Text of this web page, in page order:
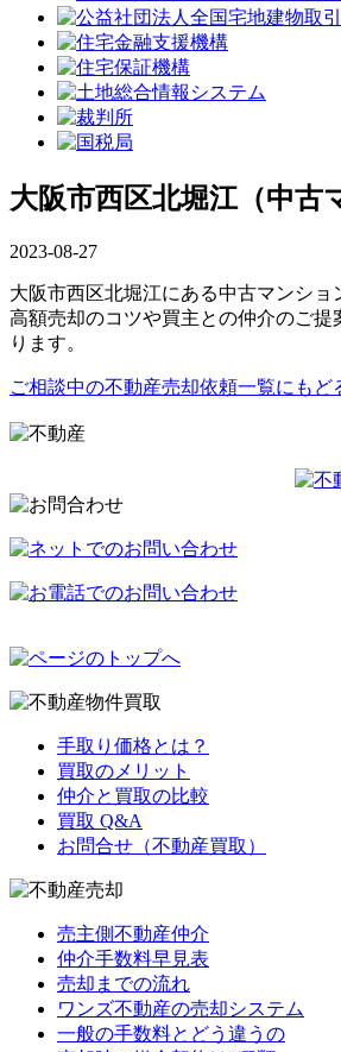
大阪市西区北堀江（中古
2023-08-27
大阪市西区北堀江にある中古マンショ
高額売却のコツや買主との仲介のご提
ります。
ご相談中の不動産売却依頼一覧にもど
手取り価格とは？
買取のメリット
仲介と買取の比較
買取 Q&A
お問合せ（不動産買取）
売主側不動産仲介
仲介手数料早見表
売却までの流れ
ワンズ不動産の売却システム
一般の手数料とどう違うの